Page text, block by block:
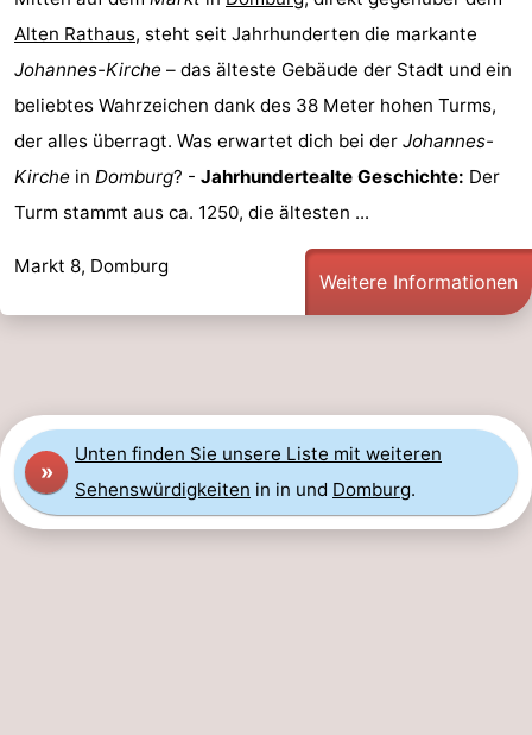
Zimmer
Frühstück)
Strand
Mühlen
-
Leuchtturme
-
Alten Rathaus, steht seit Jahrhunderten die markante
Johannes-Kirche – das älteste Gebäude der Stadt und ein
beliebtes Wahrzeichen dank des 38 Meter hohen Turms,
der alles überragt. Was erwartet dich bei der Johannes-
Kirche in Domburg? - Jahrhundertealte Geschichte: Der
Turm stammt aus ca. 1250, die ältesten ...
Markt 8, Domburg
Weitere Informationen
»
Unten finden Sie unsere Liste mit weiteren
Sehenswürdigkeiten in in und Domburg.